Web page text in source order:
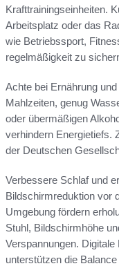
Krafttrainingseinheiten.
Arbeitsplatz oder das
wie Betriebssport,
regelmäßigkeit zu
Achte bei Ernährung
Mahlzeiten, genug
oder übermäßigen
verhindern Energietiefs.
der Deutschen
Verbessere Schlaf und
Bildschirmreduktion vor
Umgebung fördern
Stuhl, Bildschirmhöhe
Verspannungen.
unterstützen die